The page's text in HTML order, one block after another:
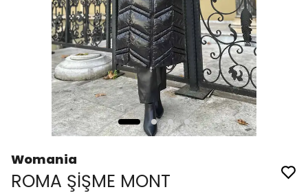
Womania
ROMA ŞİŞME MONT